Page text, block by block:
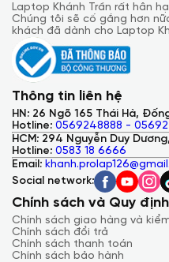
Laptop Khánh Trần rất hân
Chúng tôi sẽ cố gắng hơn
khách đã dành cho Laptop
Thông tin liên hệ
HN: 26 Ngõ 165 Thái Hà,
Hotline: 0569248888 -
HCM: 294 Nguyễn Duy
Hotline: 0583 18 6666
Email:
Social network:
Chính sách và Quy định
Chính sách giao hàng và
Chính sách đổi trả
Chính sách thanh toán
Chính sách bảo hành